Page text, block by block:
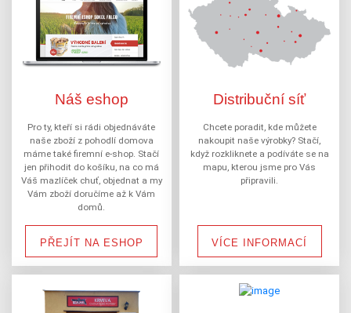
Náš eshop
Pro ty, kteří si rádi objednáváte
naše zboží z pohodlí domova
máme také firemní e-shop. Stačí
jen přihodit do košíku, na co má
Váš mazlíček chuť, objednat a my
Vám zboží doručíme až k Vám
domů.
PŘEJÍT NA ESHOP
Distribuční síť
Chcete poradit, kde můžete
nakoupit naše výrobky? Stačí,
když rozkliknete a podíváte se na
mapu, kterou jsme pro Vás
připravili.
VÍCE INFORMACÍ